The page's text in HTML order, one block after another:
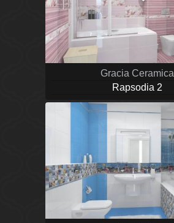
Gracia Ceramica
Rapsodia 2